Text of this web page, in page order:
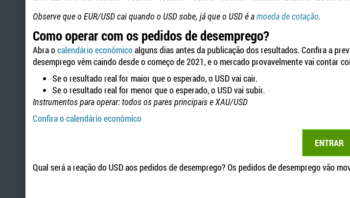
Observe que o EUR/USD cai quando o USD sobe, já que o USD é amoeda de cotação.
Como operar com os pedidos de desemprego?
Abra o calendário econômico alguns dias antes da publicação dos resultados. Confira a
desemprego vêm caindo desde o começo de 2021, e o mercado provavelmente vai contar
Se o resultado real for maior que o esperado, o USD vai cair.
Se o resultado real for menor que o esperado, o USD vai subir.
Instrumentos para operar: todos os pares principais e XAU/USD
Confira o calendário econômico
ENTRAR
Qual será a reação do USD aos pedidos de desemprego? Os pedidos de desemprego vão